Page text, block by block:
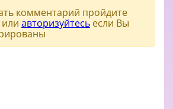
комментарий пройдите
или авторизуйтесь если Вы